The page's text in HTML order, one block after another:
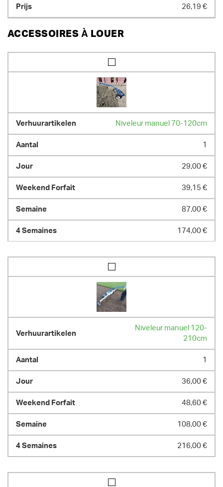
26,19 €
ACCESSOIRES À LOUER
Niveleur manuel 70-120cm
1
29,00 €
39,15 €
87,00 €
174,00 €
Niveleur manuel 120-
210cm
1
36,00 €
48,60 €
108,00 €
216,00 €